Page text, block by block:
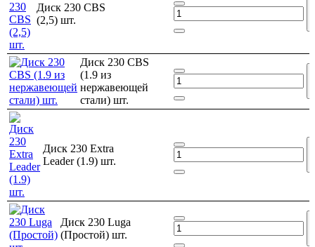
Диск 230 CBS
(2,5) шт.
Диск 230 CBS
(1.9 из
нержавеющей
стали) шт.
Диск 230 Extra
Leader (1.9) шт.
Диск 230 Luga
(Простой) шт.